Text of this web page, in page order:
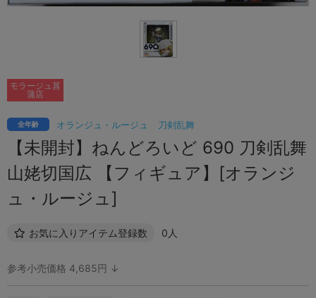
オランジュ・ルージュ 刀剣乱舞
全年齢
【未開封】ねんどろいど 690 刀剣乱舞
山姥切国広 【フィギュア】[オランジ
ュ・ルージュ]
お気に入りアイテム登録数 0人
モラージュ菖
蒲店
参考小売価格 4,685円 ↓